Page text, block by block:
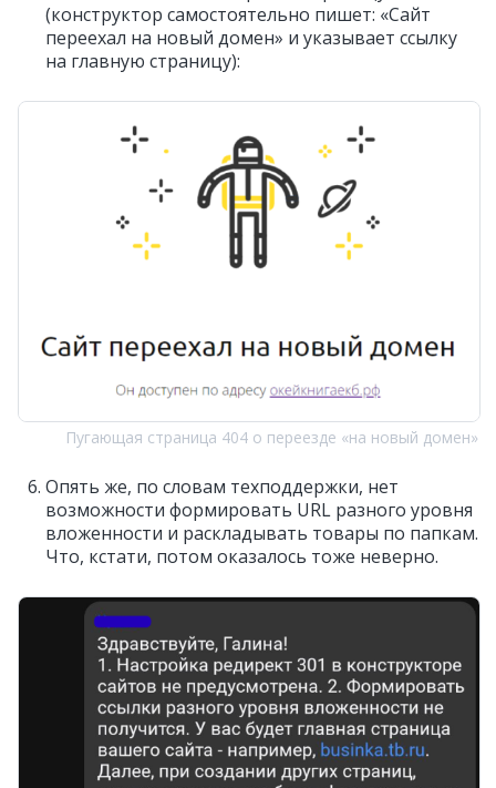
(конструктор самостоятельно пишет: «Сайт
переехал на новый домен» и указывает ссылку
на главную страницу):
Пугающая страница 404 о переезде «на новый домен»
Опять же, по словам техподдержки, нет
возможности формировать URL разного уровня
вложенности и раскладывать товары по папкам.
Что, кстати, потом оказалось тоже неверно.